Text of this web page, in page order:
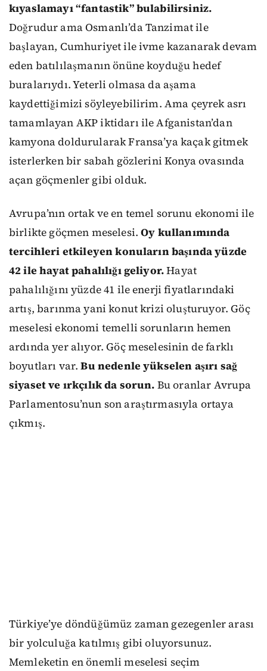
kıyaslamayı “fantastik” bulabilirsiniz.
Doğrudur ama Osmanlı’da Tanzimat ile
başlayan, Cumhuriyet ile ivme kazanarak devam
eden batılılaşmanın önüne koyduğu hedef
buralarıydı. Yeterli olmasa da aşama
kaydettiğimizi söyleyebilirim. Ama çeyrek asrı
tamamlayan AKP iktidarı ile Afganistan’dan
kamyona doldurularak Fransa’ya kaçak gitmek
isterlerken bir sabah gözlerini Konya ovasında
açan göçmenler gibi olduk.
Avrupa’nın ortak ve en temel sorunu ekonomi ile
birlikte göçmen meselesi.Oy kullanımında
tercihleri etkileyen konuların başında yüzde
42 ile hayat pahalılığı geliyor.Hayat
pahalılığını yüzde 41 ile enerji fiyatlarındaki
artış, barınma yani konut krizi oluşturuyor. Göç
meselesi ekonomi temelli sorunların hemen
ardında yer alıyor. Göç meselesinin de farklı
boyutları var.Bu nedenle yükselen aşırı sağ
siyaset ve ırkçılık da sorun. Bu oranlar Avrupa
Parlamentosu’nun son araştırmasıyla ortaya
çıkmış.
Türkiye’ye döndüğümüz zaman gezegenler arası
bir yolculuğa katılmış gibi oluyorsunuz.
Memleketin en önemli meselesi seçim